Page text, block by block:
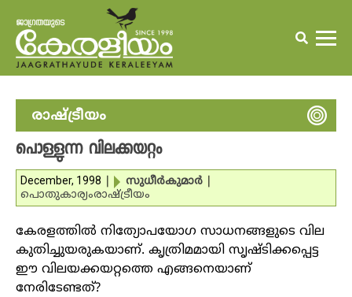
രാഷ്ട്രീയം
പൊള്ളുന്ന വിലക്കയറ്റം
December, 1998 സുധീര്‍കുമാര്‍
പൊതുകാര്യംരാഷ്ട്രീയം
കേരളത്തില്‍ നിത്യോപയോഗ സാധനങ്ങളുടെ വില
കുതിച്ചുയരുകയാണ്. കൃത്രിമമായി സൃഷ്ടിക്കപ്പെട്ട
ഈ വിലയക്കയറ്റത്തെ എങ്ങനെയാണ്
നേരിടേണ്ടത്?